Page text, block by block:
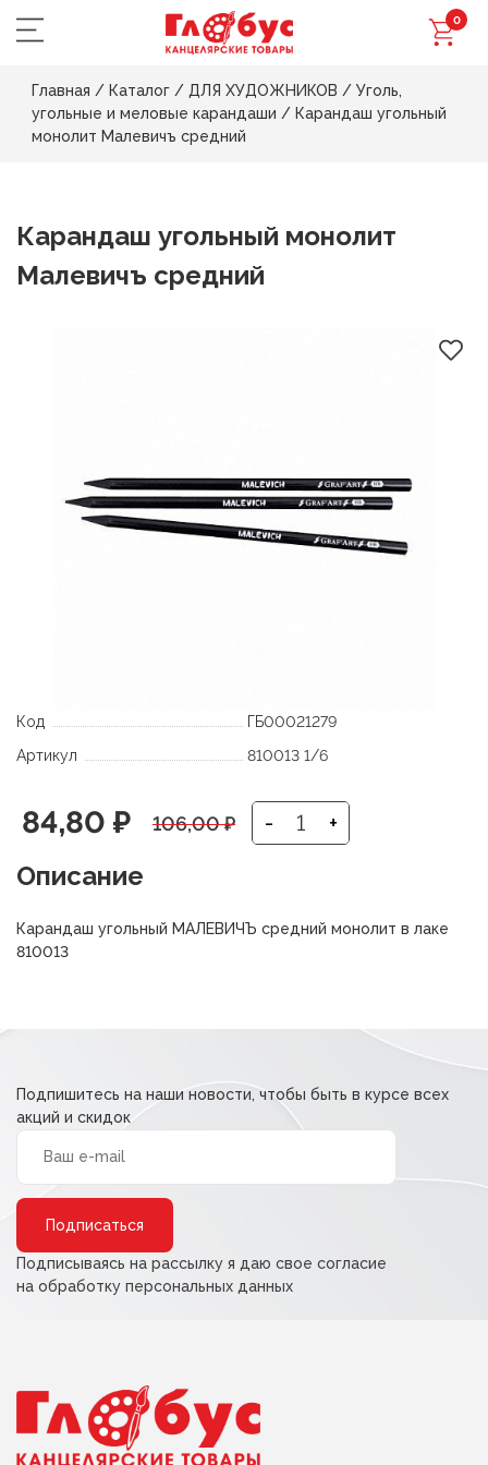
0
Главная / Каталог / ДЛЯ ХУДОЖНИКОВ / Уголь,
угольные и меловые карандаши / Карандаш угольный
монолит Малевичъ средний
Карандаш угольный монолит
Малевичъ средний
Код
ГБ00021279
Артикул
810013 1/6
106,00₽
Первоначальная
цена
составляла
106,00 ₽.
84,80 ₽
Текущая
цена:
84,80 ₽.
- +
Описание
Карандаш угольный МАЛЕВИЧЪ средний монолит в лаке
810013
Подпишитесь на наши новости, чтобы быть в курсе всех
акций и скидок
Подписываясь на рассылку я даю свое согласие
на обработку персональных данных